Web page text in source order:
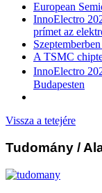
European
InnoElectro
prímet az
A TSMC
InnoElectro
Budapesten
Vissza a tetejére
Tudomány /